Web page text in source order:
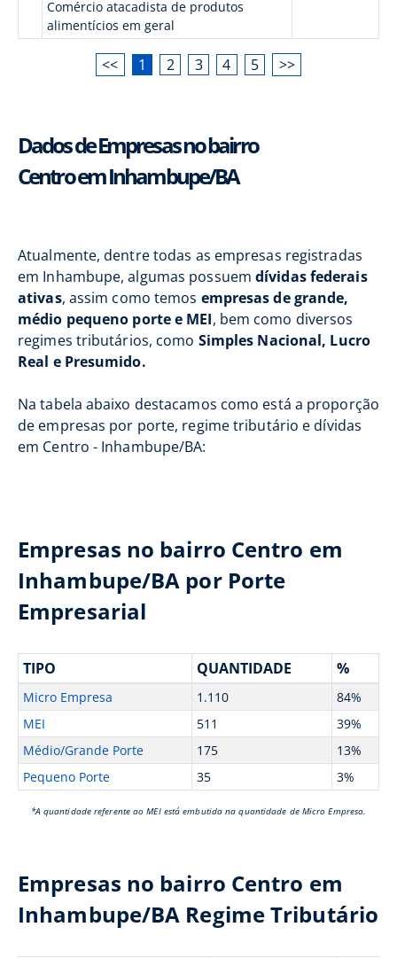
Comércio atacadista de produtos
alimentícios em geral
<< 1 2 3 4 5 >>
Dados de Empresas no bairro
Centro em Inhambupe/BA
Atualmente, dentre todas as empresas registradas
em Inhambupe, algumas possuemdívidas federais
ativas, assim como temos empresas de grande,
médio pequeno porte e MEI, bem como diversos
regimes tributários, como Simples Nacional, Lucro
Real e Presumido.
Na tabela abaixo destacamos como está a proporção
de empresas por porte, regime tributário e dívidas
em Centro - Inhambupe/BA:
Empresas no bairro Centro em
Inhambupe/BA por Porte
Empresarial
TIPO QUANTIDADE %
Micro Empresa 1.110
84%
MEI
511
39%
Médio/Grande Porte
175
13%
Pequeno Porte
35 3%
*A quantidade referente ao MEI está embutida na quantidade de Micro Empresa.
Empresas no bairro Centro em
Inhambupe/BA Regime Tributário